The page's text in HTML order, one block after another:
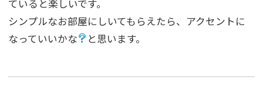
ていると楽しいです。
シンプルなお部屋にしいてもらえたら、アクセントに
なっていいかな
と思います。